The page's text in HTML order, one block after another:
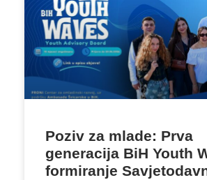
Poziv za mlade: Prva
generacija BiH Youth
formiranje